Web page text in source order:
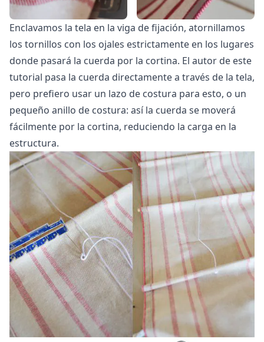
Enclavamos la tela en la viga de fijación, atornillamos
los tornillos con los ojales estrictamente en los lugares
donde pasará la cuerda por la cortina. El autor de este
tutorial pasa la cuerda directamente a través de la tela,
pero prefiero usar un lazo de costura para esto, o un
pequeño anillo de costura: así la cuerda se moverá
fácilmente por la cortina, reduciendo la carga en la
estructura.